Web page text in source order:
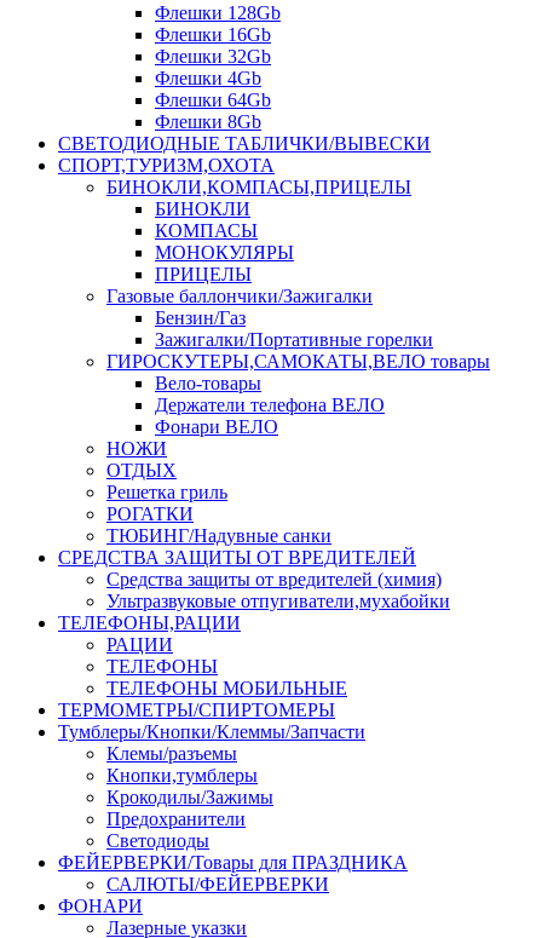
Флешки 128Gb
Флешки 16Gb
Флешки 32Gb
Флешки 4Gb
Флешки 64Gb
Флешки 8Gb
СВЕТОДИОДНЫЕ ТАБЛИЧКИ/ВЫВЕСКИ
СПОРТ,ТУРИЗМ,ОХОТА
БИНОКЛИ,КОМПАСЫ,ПРИЦЕЛЫ
БИНОКЛИ
КОМПАСЫ
МОНОКУЛЯРЫ
ПРИЦЕЛЫ
Газовые баллончики/Зажигалки
Бензин/Газ
Зажигалки/Портативные горелки
ГИРОСКУТЕРЫ,САМОКАТЫ,ВЕЛО товары
Вело-товары
Держатели телефона ВЕЛО
Фонари ВЕЛО
НОЖИ
ОТДЫХ
Решетка гриль
РОГАТКИ
ТЮБИНГ/Надувные санки
СРЕДСТВА ЗАЩИТЫ ОТ ВРЕДИТЕЛЕЙ
Средства защиты от вредителей (химия)
Ультразвуковые отпугиватели,мухабойки
ТЕЛЕФОНЫ,РАЦИИ
РАЦИИ
ТЕЛЕФОНЫ
ТЕЛЕФОНЫ МОБИЛЬНЫЕ
ТЕРМОМЕТРЫ/СПИРТОМЕРЫ
Тумблеры/Кнопки/Клеммы/Запчасти
Клемы/разъемы
Кнопки,тумблеры
Крокодилы/Зажимы
Предохранители
Светодиоды
ФЕЙЕРВЕРКИ/Товары для ПРАЗДНИКА
САЛЮТЫ/ФЕЙЕРВЕРКИ
ФОНАРИ
Лазерные указки